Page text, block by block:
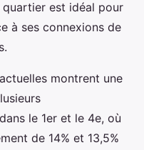
est idéal pour
à ses connexions de
actuelles montrent une
le 1er et le 4e, où
de 14% et 13,5%